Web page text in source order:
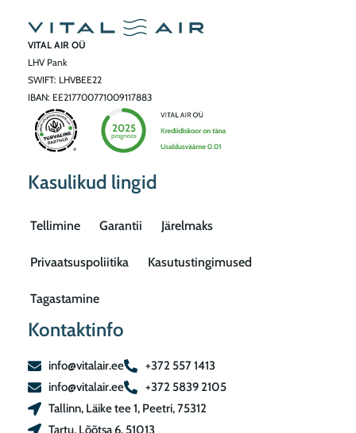
VITAL AIR OÜ
LHV Pank
SWIFT: LHVBEE22
IBAN: EE217700771009117883
Kasulikud lingid
Tellimine Garantii Järelmaks
Privaatsuspoliitika Kasutustingimused
Tagastamine
Kontaktinfo
info@vitalair.ee
+372 557 1413
info@vitalair.ee
+372 5839 2105
Tallinn, Läike tee 1, Peetri, 75312
Tartu, Lõõtsa 6, 51013